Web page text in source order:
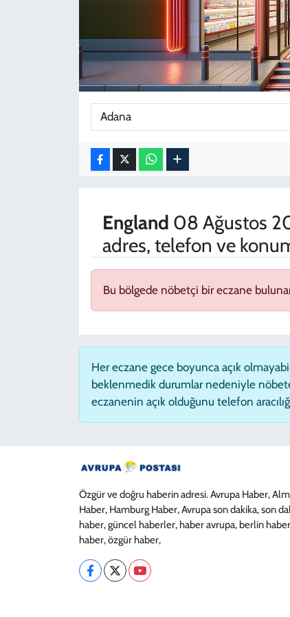
England 08 Ağustos
adres, telefon ve
Bu bölgede nöbetçi bir eczane
Her eczane gece boyunca açık
beklenmedik durumlar nedeniyle
eczanenin açık olduğunu telefon
Özgür ve doğru haberin adresi. Avrupa Haber,
Haber, Hamburg Haber, Avrupa son dakika, son
haber, güncel haberler, haber avrupa, berlin
haber, özgür haber,
YAZARLAR